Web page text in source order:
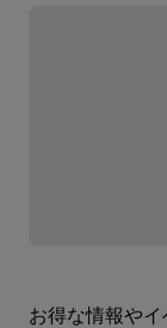
お得な情報や